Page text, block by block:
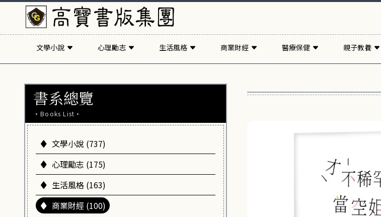
文學小說 心理勵志 生活風格 商業財經 醫療保健 親子教養
書系總覽
·Books List·
文學小說 (737)
心理勵志 (175)
生活風格 (163)
商業財經 (100)